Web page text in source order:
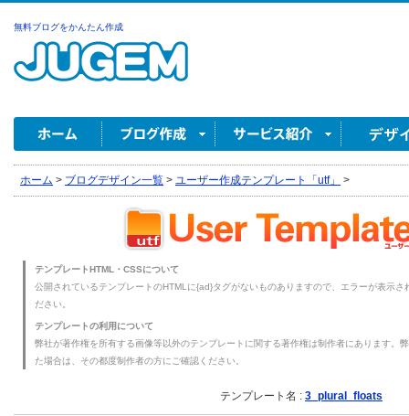
無料ブログをかんたん作成
ホーム > ブログデザイン一覧 > ユーザー作成テンプレート「utf」 >
テンプレートHTML・CSSについて
公開されているテンプレートのHTMLに{ad}タグがないものありますので、エラーが表示
ださい。
テンプレートの利用について
弊社が著作権を所有する画像等以外のテンプレートに関する著作権は制作者にあります。
た場合は、その都度制作者の方にご確認ください。
テンプレート名 : 3_plural_floats